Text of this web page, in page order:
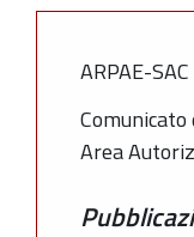
ARPAE-
Area